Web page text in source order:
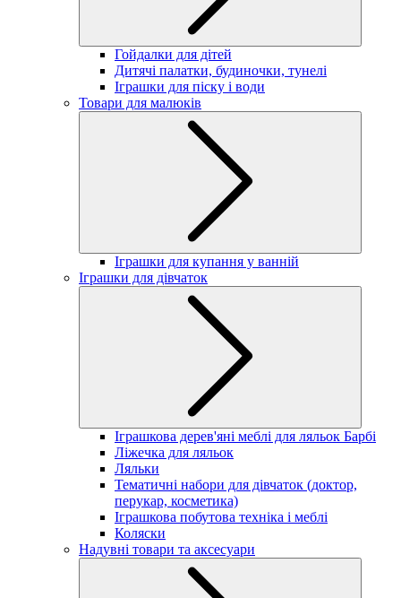
Гойдалки для дітей
Дитячі палатки, будиночки, тунелі
Іграшки для піску і води
Товари для малюків
Іграшки для купання у ванній
Іграшки для дівчаток
Іграшкова дерев'яні меблі для ляльок Барбі
Ліжечка для ляльок
Ляльки
Тематичні набори для дівчаток (доктор,
перукар, косметика)
Іграшкова побутова техніка і меблі
Коляски
Надувні товари та аксесуари